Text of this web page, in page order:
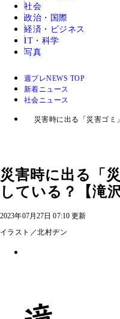
社会
政治・国際
経済・ビジネス
IT・科学
写真
週プレNEWS TOP
新着ニュース
社会ニュース
災害時に出る「災害ゴミ
災害時に出る「
している？【滝
2023年07月27日 07:10 更新
イラスト／北村ヂン